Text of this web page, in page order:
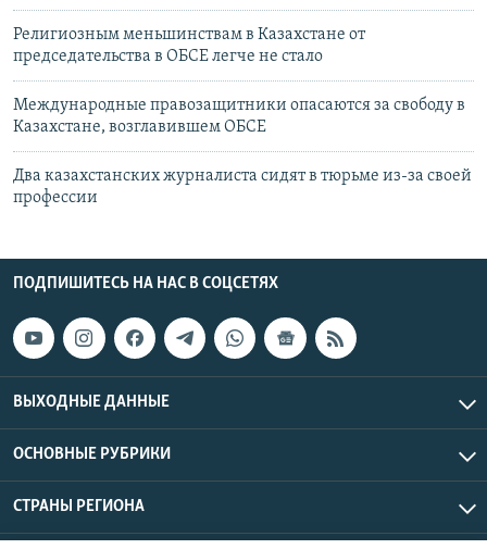
Религиозным меньшинствам в Казахстане от
председательства в ОБСЕ легче не стало
Международные правозащитники опасаются за свободу в
Казахстане, возглавившем ОБСЕ
Два казахстанских журналиста сидят в тюрьме из-за своей
профессии
ПОДПИШИТЕСЬ НА НАС В СОЦСЕТЯХ
ВЫХОДНЫЕ ДАННЫЕ
ОСНОВНЫЕ РУБРИКИ
СТРАНЫ РЕГИОНА